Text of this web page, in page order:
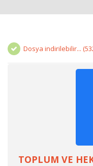
Dosya indirilebilir...
TOPLUM VE